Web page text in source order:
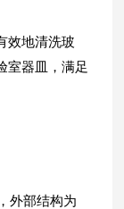
效地清洗玻
室器皿，满足
外部结构为